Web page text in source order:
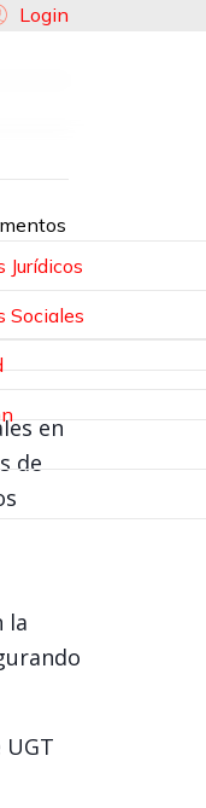
Login
Jurídicos
Sociales
en
de
la